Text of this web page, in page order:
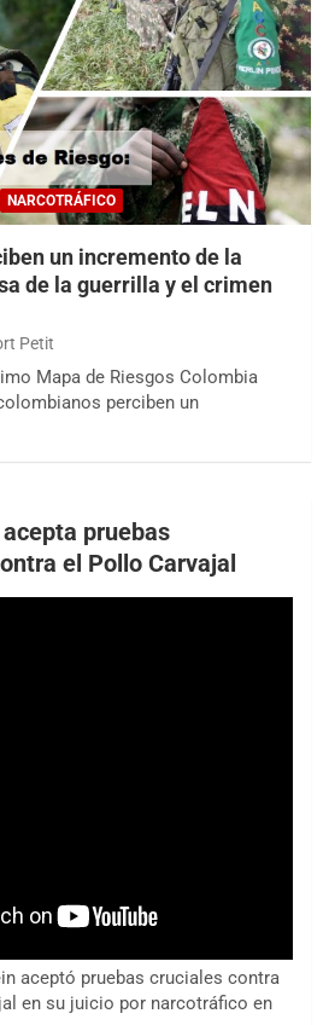
NARCOTRÁFICO
un incremento de la
de la guerrilla y el crimen
Petit
Mapa de Riesgos Colombia
perciben un
pruebas
el Pollo Carvajal
aceptó pruebas cruciales contra
en su juicio por narcotráfico en